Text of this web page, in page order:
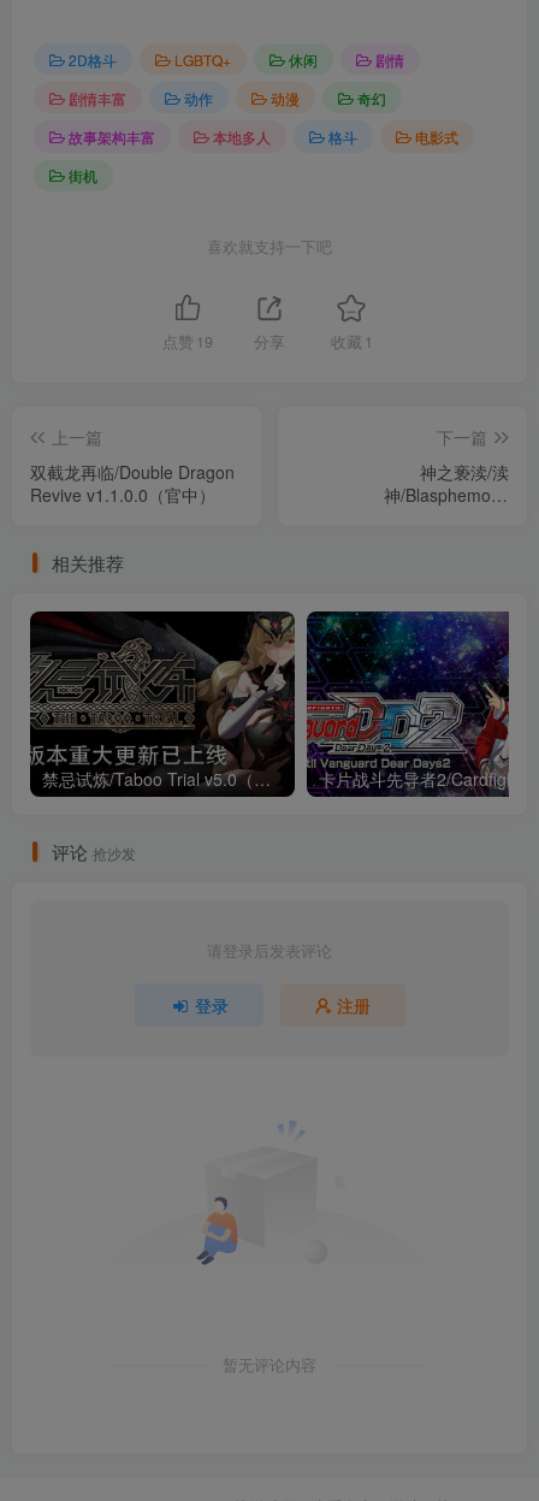
2D格斗 LGBTQ+ 休闲
剧情
剧情丰富
动作 动漫
奇幻
故事架构丰富
本地多人 格斗
电影式
街机
喜欢就支持一下吧
点赞 19 分享 收藏 1
上一篇
双截龙再临/Double Dragon
Revive v1.1.0.0（官中）
下一篇
神之亵渎/渎
神/Blasphemous
相关推荐
禁忌试炼/Taboo Trial v5.0（官中）
评论 抢沙发
请登录后发表评论
登录 注册
暂无评论内容